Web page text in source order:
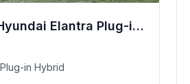
Elantra Plug-in Hybrid
Plug-in Hybrid